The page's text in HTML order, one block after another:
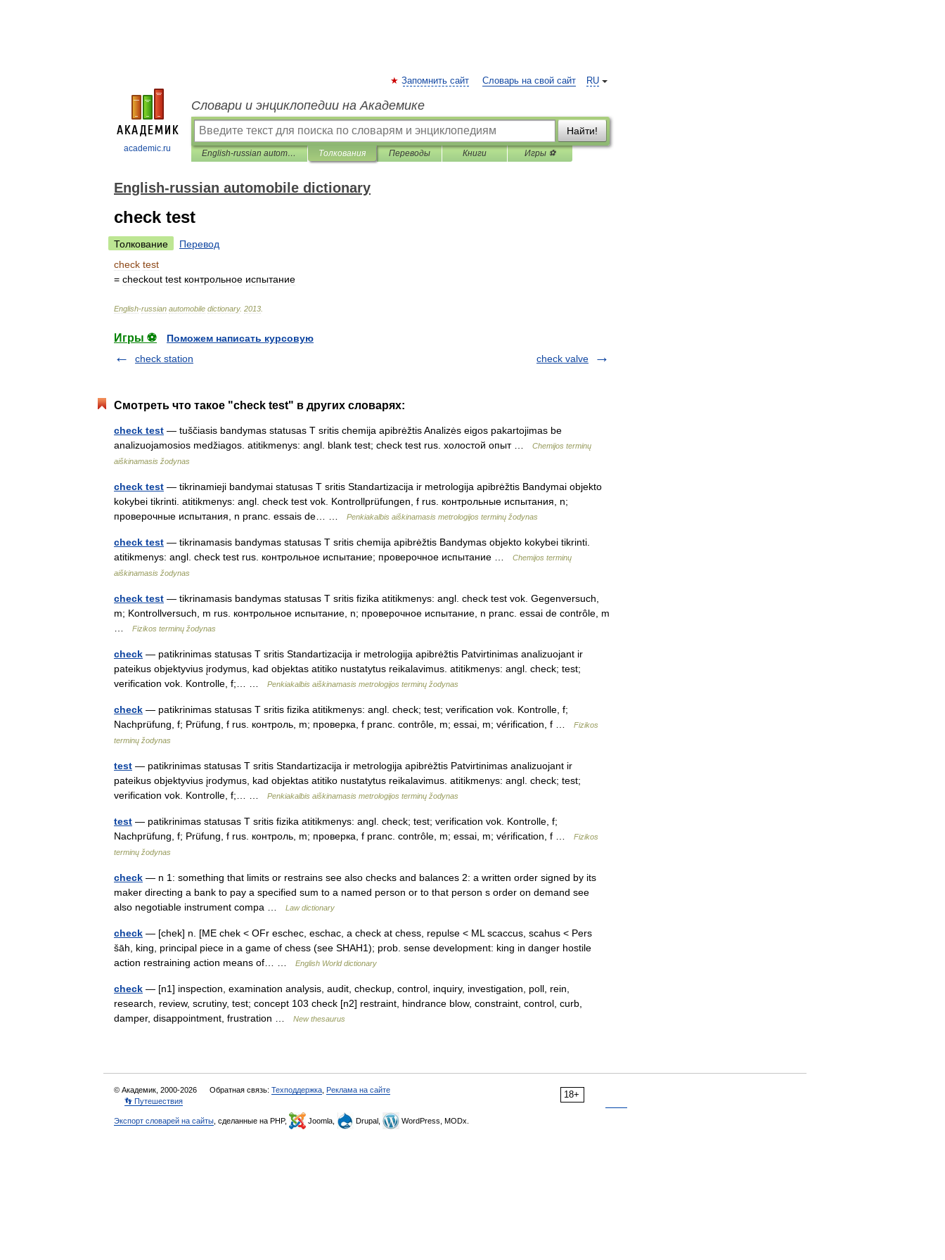
academic.ru
RU
Запомнить сайт Словарь на свой сайт
Словари и энциклопедии на Академике
Найти!
English-russian automobile dictionary Толкования Переводы Книги Игры ⚽
English-russian automobile dictionary
check test
Толкование
Перевод
check test
= checkout test контрольное испытание
English-russian automobile dictionary. 2013
Игры ⚽
Поможем написать курсовую
check station
check valve
Смотреть что такое "check test" в других словарях:
check test — tuščiasis bandymas statusas T sritis chemija apibrėžtis Analizės eigos pakartojimas be
analizuojamosios medžiagos. atitikmenys: angl. blank test; check test rus. холостой опыт …
Chemijos terminų
aiškinamasis žodynas
check test — tikrinamieji bandymai statusas T sritis Standartizacija ir metrologija apibrėžtis Bandymai objekto
kokybei tikrinti. atitikmenys: angl. check test vok. Kontrollprüfungen, f rus. контрольные испытания, n;
проверочные испытания, n pranc. essais de… …
Penkiakalbis aiškinamasis metrologijos terminų žodynas
check test — tikrinamasis bandymas statusas T sritis chemija apibrėžtis Bandymas objekto kokybei tikrinti.
atitikmenys: angl. check test rus. контрольное испытание; проверочное испытание …
Chemijos terminų
aiškinamasis žodynas
check test — tikrinamasis bandymas statusas T sritis fizika atitikmenys: angl. check test vok. Gegenversuch,
m; Kontrollversuch, m rus. контрольное испытание, n; проверочное испытание, n pranc. essai de contrôle, m
Fizikos terminų žodynas
check — patikrinimas statusas T sritis Standartizacija ir metrologija apibrėžtis Patvirtinimas analizuojant ir
pateikus objektyvius įrodymus, kad objektas atitiko nustatytus reikalavimus. atitikmenys: angl. check; test;
verification vok. Kontrolle, f;… …
Penkiakalbis aiškinamasis metrologijos terminų žodynas
check — patikrinimas statusas T sritis fizika atitikmenys: angl. check; test; verification vok. Kontrolle, f;
Nachprüfung, f; Prüfung, f rus. контроль, m; проверка, f pranc. contrôle, m; essai, m; vérification, f …
Fizikos
terminų žodynas
test — patikrinimas statusas T sritis Standartizacija ir metrologija apibrėžtis Patvirtinimas analizuojant ir
pateikus objektyvius įrodymus, kad objektas atitiko nustatytus reikalavimus. atitikmenys: angl. check; test;
verification vok. Kontrolle, f;… …
Penkiakalbis aiškinamasis metrologijos terminų žodynas
test — patikrinimas statusas T sritis fizika atitikmenys: angl. check; test; verification vok. Kontrolle, f;
Nachprüfung, f; Prüfung, f rus. контроль, m; проверка, f pranc. contrôle, m; essai, m; vérification, f …
Fizikos
terminų žodynas
check — n 1: something that limits or restrains see also checks and balances 2: a written order signed by its
maker directing a bank to pay a specified sum to a named person or to that person s order on demand see
also negotiable instrument compa …
Law dictionary
check — [chek] n. [ME chek < OFr eschec, eschac, a check at chess, repulse < ML scaccus, scahus < Pers
šāh, king, principal piece in a game of chess (see SHAH1); prob. sense development: king in danger hostile
action restraining action means of… …
English World dictionary
check — [n1] inspection, examination analysis, audit, checkup, control, inquiry, investigation, poll, rein,
research, review, scrutiny, test; concept 103 check [n2] restraint, hindrance blow, constraint, control, curb,
damper, disappointment, frustration …
New thesaurus
18+
© Академик, 2000-2026 Обратная связь: Техподдержка Реклама на сайте
👣 Путешествия
Экспорт словарей на сайты , сделанные на PHP, Joomla, Drupal, WordPress, MODx.